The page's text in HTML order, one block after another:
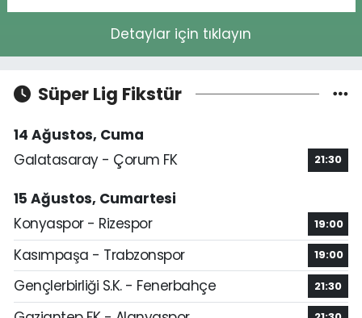
Detaylar için tıklayın
Süper Lig Fikstür
14 Ağustos, Cuma
Galatasaray - Çorum FK
21:30
15 Ağustos, Cumartesi
Konyaspor - Rizespor
19:00
Kasımpaşa - Trabzonspor 19:00
Gençlerbirliği S.K. - Fenerbahçe 21:30